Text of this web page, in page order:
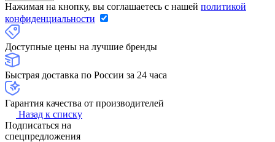
Нажимая на кнопку, вы соглашаетесь с нашей политикой
конфиденциальности
Доступные цены на лучшие бренды
Быстрая доставка по России за 24 часа
Гарантия качества от производителей
Назад к списку
Подписаться на
спецпредложения